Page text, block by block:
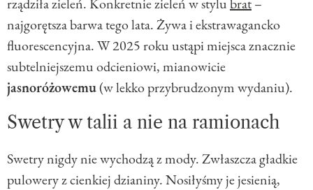
najgorętsza barwa tego lata. Żywa i ekstrawagancko
fluorescencyjna. W 2025 roku ustąpi miejsca znacznie
subtelniejszemu odcieniowi, mianowicie
jasnoróżowemu(w lekko przybrudzonym wydaniu).
Swetry w talii a nie na ramionach
Swetry nigdy nie wychodzą z mody. Zwłaszcza gładkie
pulowery z cienkiej dzianiny. Nosiłyśmy je jesienią,